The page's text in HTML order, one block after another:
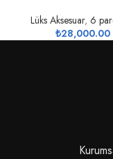
Lüks Aksesuar, 6
₺28,000.00